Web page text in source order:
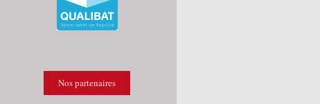
Nos partenaires